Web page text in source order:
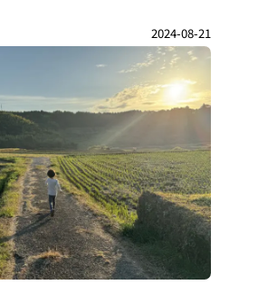
2024-08-21